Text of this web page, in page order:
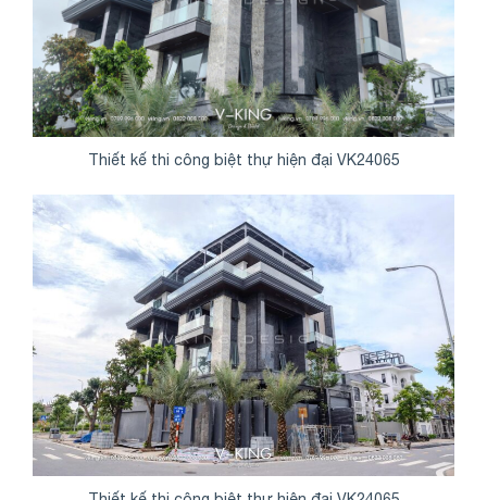
Thiết kế thi công biệt thự hiện đại VK24065